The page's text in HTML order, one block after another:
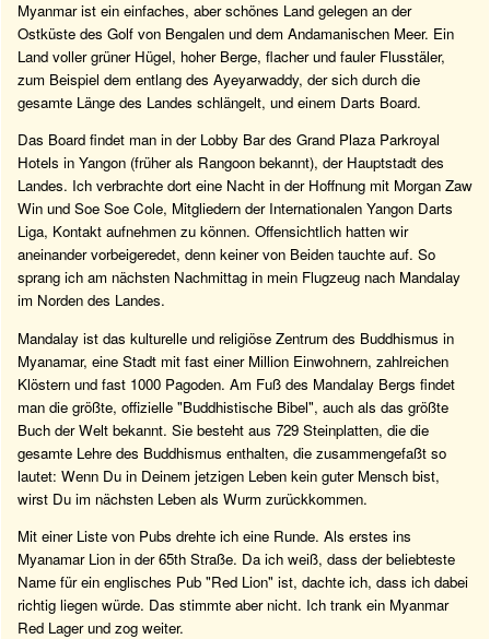
Myanmar ist ein einfaches, aber schönes Land gelegen an der
Ostküste des Golf von Bengalen und dem Andamanischen Meer. Ein
Land voller grüner Hügel, hoher Berge, flacher und fauler Flusstäler,
zum Beispiel dem entlang des Ayeyarwaddy, der sich durch die
gesamte Länge des Landes schlängelt, und einem Darts Board.
Das Board findet man in der Lobby Bar des Grand Plaza Parkroyal
Hotels in Yangon (früher als Rangoon bekannt), der Hauptstadt des
Landes. Ich verbrachte dort eine Nacht in der Hoffnung mit Morgan Zaw
Win und Soe Soe Cole, Mitgliedern der Internationalen Yangon Darts
Liga, Kontakt aufnehmen zu können. Offensichtlich hatten wir
aneinander vorbeigeredet, denn keiner von Beiden tauchte auf. So
sprang ich am nächsten Nachmittag in mein Flugzeug nach Mandalay
im Norden des Landes.
Mandalay ist das kulturelle und religiöse Zentrum des Buddhismus in
Myanamar, eine Stadt mit fast einer Million Einwohnern, zahlreichen
Klöstern und fast 1000 Pagoden. Am Fuß des Mandalay Bergs findet
man die größte, offizielle "Buddhistische Bibel", auch als das größte
Buch der Welt bekannt. Sie besteht aus 729 Steinplatten, die die
gesamte Lehre des Buddhismus enthalten, die zusammengefaßt so
lautet: Wenn Du in Deinem jetzigen Leben kein guter Mensch bist,
wirst Du im nächsten Leben als Wurm zurückkommen.
Mit einer Liste von Pubs drehte ich eine Runde. Als erstes ins
Myanamar Lion in der 65th Straße. Da ich weiß, dass der beliebteste
Name für ein englisches Pub "Red Lion" ist, dachte ich, dass ich dabei
richtig liegen würde. Das stimmte aber nicht. Ich trank ein Myanmar
Red Lager und zog weiter.